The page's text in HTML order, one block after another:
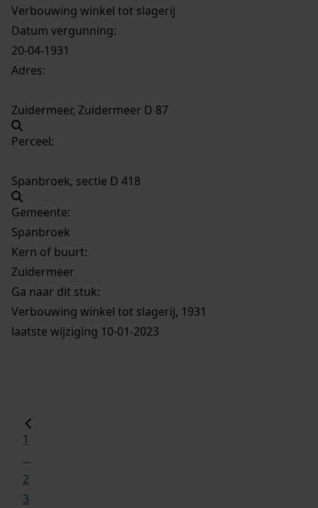
Verbouwing winkel tot slagerij
Datum vergunning:
20-04-1931
Adres:
Zuidermeer, Zuidermeer D 87
Perceel:
Spanbroek, sectie D 418
Gemeente:
Spanbroek
Kern of buurt:
Zuidermeer
Ga naar dit stuk:
Verbouwing winkel tot slagerij, 1931
laatste wijziging 10-01-2023
1
...
2
3